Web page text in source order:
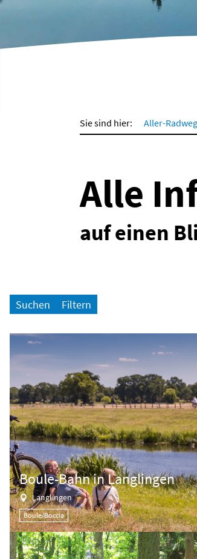
Sie sind hier: Aller-Radweg
Alle
auf einen
Suchen Filtern
Boule-Bahn in Langlingen
Langlingen
Boule/Boccia